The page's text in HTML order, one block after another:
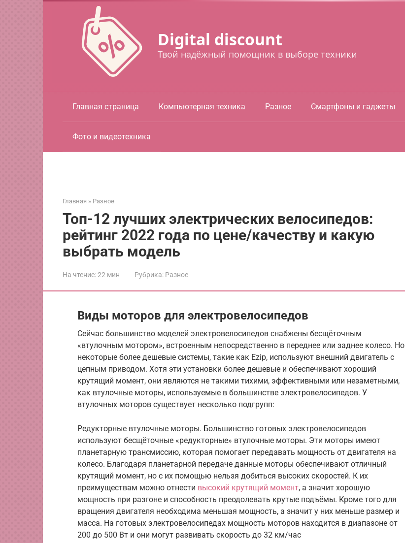
Digital discount
Твой надёжный помощник в выборе техники
Главная страница Компьютерная техника Разное Смартфоны и гаджеты
Фото и видеотехника
Главная » Разное
Топ-12 лучших электрических велосипедов:
рейтинг 2022 года по цене/качеству и какую
выбрать модель
На чтение:22 мин Рубрика: Разное
Виды моторов для электровелосипедов
Сейчас большинство моделей электровелосипедов снабжены бесщёточным
«втулочным мотором», встроенным непосредственно в переднее или заднее колесо. Но
некоторые более дешевые системы, такие как Ezip, используют внешний двигатель с
цепным приводом. Хотя эти установки более дешевые и обеспечивают хороший
крутящий момент, они являются не такими тихими, эффективными или незаметными,
как втулочные моторы, используемые в большинстве электровелосипедов. У
втулочных моторов существует несколько подгрупп:
Редукторные втулочные моторы. Большинство готовых электровелосипедов
используют бесщёточные «редукторные» втулочные моторы. Эти моторы имеют
планетарную трансмиссию, которая помогает передавать мощность от двигателя на
колесо. Благодаря планетарной передаче данные моторы обеспечивают отличный
крутящий момент, но с их помощью нельзя добиться высоких скоростей. К их
преимуществам можно отнести высокий крутящий момент, а значит хорошую
мощность при разгоне и способность преодолевать крутые подъёмы. Кроме того для
вращения двигателя необходима меньшая мощность, а значит у них меньше размер и
масса. На готовых электровелосипедах мощность моторов находится в диапазоне от
200 до 500 Вт и они могут развивать скорость до 32 км/час